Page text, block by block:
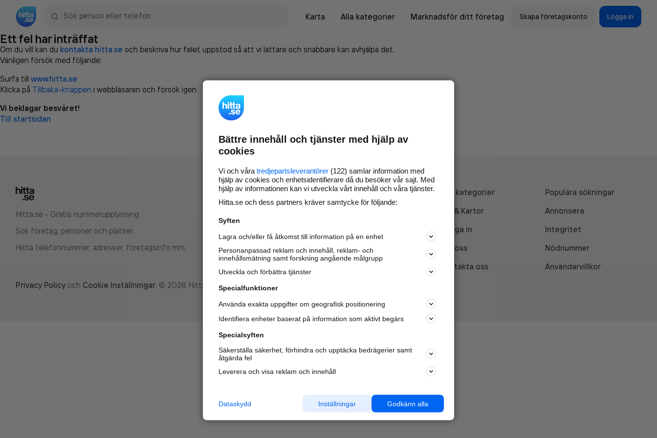
Karta
Alla kategorier Marknadsför ditt företag Skapa företagskonto Logga in
Ett fel har inträffat
Om du vill kan du kontakta hitta.se och beskriva hur felet uppstod så att vi lättare och snabbare kan avhjälpa det.
Vänligen försök med följande:
Surfa till www.hitta.se
Klicka på Tillbaka-knappen i webbläsaren och försök igen
Vi beklagar besväret!
Till startsidan
Hitta.se - Gratis nummerupplysning.
Sök företag, personer och platser.
Hitta telefonnummer, adresser, företagsinfo mm.
Marknadsför företaget på
nya kunder och
samarbetspartners nära dig.
Läs mer här
Alla kategorier
Populära sökningar
API & Kartor
Annonsera
Logga in
Integritet
Om oss
Nödnummer
Kontakta oss
Användarvillkor
Privacy Policy och Cookie Inställningar. © 2026 Hitta.se
Bättre innehåll och tjänster med hjälp av
cookies
Vi och våra tredjepartsleverantörer (122) samlar information med
hjälp av cookies och enhetsidentifierare då du besöker vår sajt. Med
hjälp av informationen kan vi utveckla vårt innehåll och våra tjänster.
Hitta.se och dess partners kräver samtycke för följande:
Syften
Lagra och/eller få åtkomst till information på en enhet
Personanpassad reklam och innehåll, reklam- och
innehållsmätning samt forskning angående målgrupp
Utveckla och förbättra tjänster
Specialfunktioner
Använda exakta uppgifter om geografisk positionering
Identifiera enheter baserat på information som aktivt begärs
Specialsyften
Säkerställa säkerhet, förhindra och upptäcka bedrägerier samt
åtgärda fel
Leverera och visa reklam och innehåll
Godkänn alla
Inställningar
Dataskydd